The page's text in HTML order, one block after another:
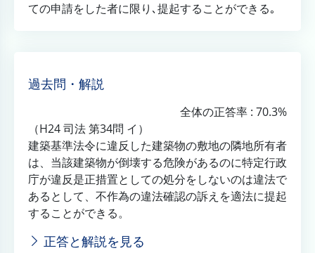
ての申請をした者に限り､提起することができる｡
過去問・解説
全体の正答率 : 70.3%
（H24 司法 第34問 イ）
建築基準法令に違反した建築物の敷地の隣地所有者
は、当該建築物が倒壊する危険があるのに特定行政
庁が違反是正措置としての処分をしないのは違法で
あるとして、不作為の違法確認の訴えを適法に提起
することができる。
正答と解説を見る